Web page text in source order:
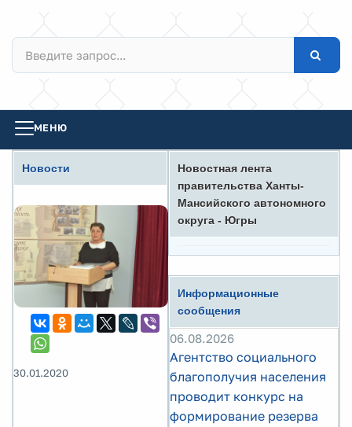
МЕНЮ
Новости
30.01.2020
Новостная лента
правительства Ханты-
Мансийского автономного
округа - Югры
Информационные
сообщения
06.08.2026
Агентство социального
благополучия населения
проводит конкурс на
формирование резерва